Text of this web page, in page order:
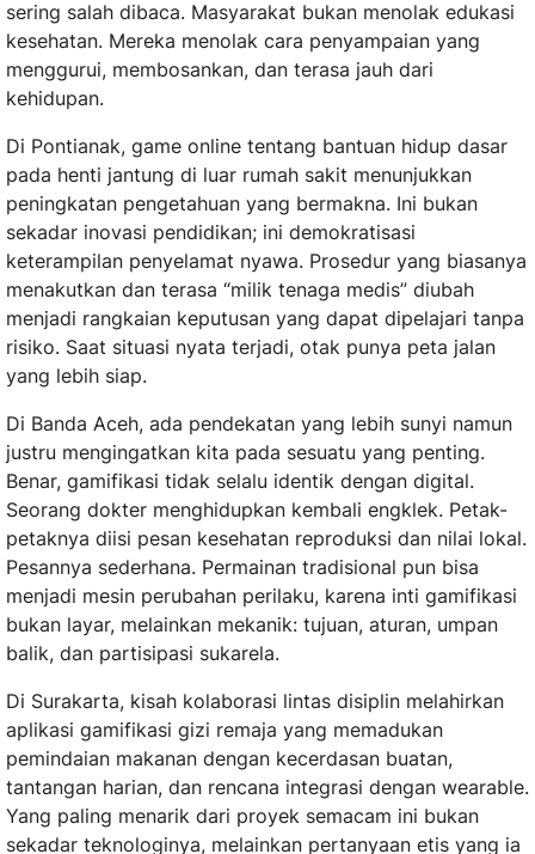
sering salah dibaca. Masyarakat bukan menolak edukasi
kesehatan. Mereka menolak cara penyampaian yang
menggurui, membosankan, dan terasa jauh dari
kehidupan.
Di Pontianak, game online tentang bantuan hidup dasar
pada henti jantung di luar rumah sakit menunjukkan
peningkatan pengetahuan yang bermakna. Ini bukan
sekadar inovasi pendidikan; ini demokratisasi
keterampilan penyelamat nyawa. Prosedur yang biasanya
menakutkan dan terasa “milik tenaga medis” diubah
menjadi rangkaian keputusan yang dapat dipelajari tanpa
risiko. Saat situasi nyata terjadi, otak punya peta jalan
yang lebih siap.
Di Banda Aceh, ada pendekatan yang lebih sunyi namun
justru mengingatkan kita pada sesuatu yang penting.
Benar, gamifikasi tidak selalu identik dengan digital.
Seorang dokter menghidupkan kembali engklek. Petak-
petaknya diisi pesan kesehatan reproduksi dan nilai lokal.
Pesannya sederhana. Permainan tradisional pun bisa
menjadi mesin perubahan perilaku, karena inti gamifikasi
bukan layar, melainkan mekanik: tujuan, aturan, umpan
balik, dan partisipasi sukarela.
Di Surakarta, kisah kolaborasi lintas disiplin melahirkan
aplikasi gamifikasi gizi remaja yang memadukan
pemindaian makanan dengan kecerdasan buatan,
tantangan harian, dan rencana integrasi dengan wearable.
Yang paling menarik dari proyek semacam ini bukan
sekadar teknologinya, melainkan pertanyaan etis yang ia